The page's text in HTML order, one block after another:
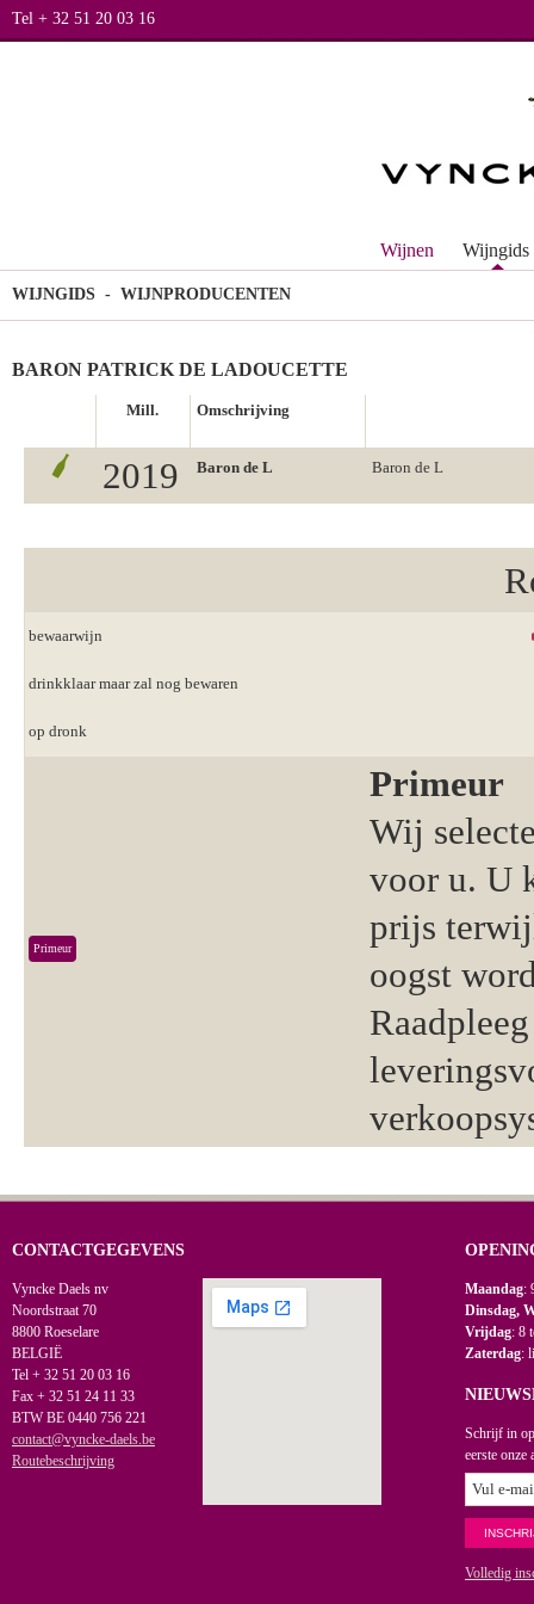
Tel + 32 51 20 03 16
Wijnen Wijngids
WIJNGIDS - WIJNPRODUCENTEN
BARON PATRICK DE LADOUCETTE
Mill. Omschrijving
2019 Baron de L Baron de L
bewaarwijn
drinkklaar maar zal nog bewaren
op dronk
Primeur
Primeur
Wij
voor u. U
prijs
oogst
CONTACTGEGEVENS
Vyncke Daels nv
Noordstraat 70
8800 Roeselare
BELGIË
Tel + 32 51 20 03 16
Fax + 32 51 24 11 33
BTW BE 0440 756 221
contact@vyncke-daels.be
Routebeschrijving
Maandag:
Dinsdag,
Vrijdag: 8
Zaterdag:
Schrijf in
eerste onze
Volledig